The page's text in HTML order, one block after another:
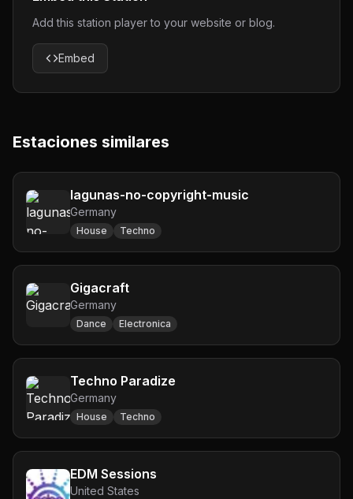
Add this station player to your website or blog.
Embed
Estaciones similares
lagunas-no-copyright-music
Germany
House Techno
Gigacraft
Germany
Dance Electronica
Techno Paradize
Germany
House Techno
EDM Sessions
United States